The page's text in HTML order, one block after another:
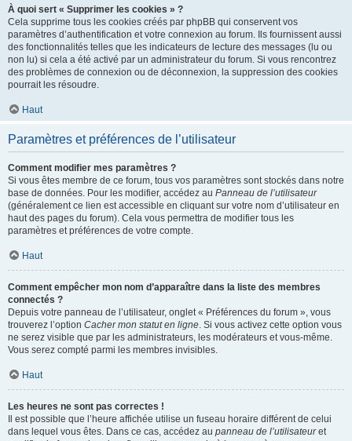
À quoi sert « Supprimer les cookies » ?
Cela supprime tous les cookies créés par phpBB qui conservent vos
paramètres d’authentification et votre connexion au forum. Ils fournissent aussi
des fonctionnalités telles que les indicateurs de lecture des messages (lu ou
non lu) si cela a été activé par un administrateur du forum. Si vous rencontrez
des problèmes de connexion ou de déconnexion, la suppression des cookies
pourrait les résoudre.
Haut
Paramètres et préférences de l’utilisateur
Comment modifier mes paramètres ?
Si vous êtes membre de ce forum, tous vos paramètres sont stockés dans notre
base de données. Pour les modifier, accédez au Panneau de l’utilisateur
(généralement ce lien est accessible en cliquant sur votre nom d’utilisateur en
haut des pages du forum). Cela vous permettra de modifier tous les
paramètres et préférences de votre compte.
Haut
Comment empêcher mon nom d’apparaître dans la liste des membres
connectés ?
Depuis votre panneau de l’utilisateur, onglet « Préférences du forum », vous
trouverez l’option Cacher mon statut en ligne. Si vous activez cette option vous
ne serez visible que par les administrateurs, les modérateurs et vous-même.
Vous serez compté parmi les membres invisibles.
Haut
Les heures ne sont pas correctes !
Il est possible que l’heure affichée utilise un fuseau horaire différent de celui
dans lequel vous êtes. Dans ce cas, accédez au panneau de l’utilisateuret